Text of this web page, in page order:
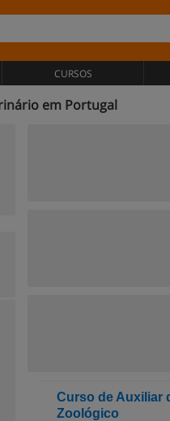
CURSOS
em Portugal
Curso de Auxiliar
Zoológico